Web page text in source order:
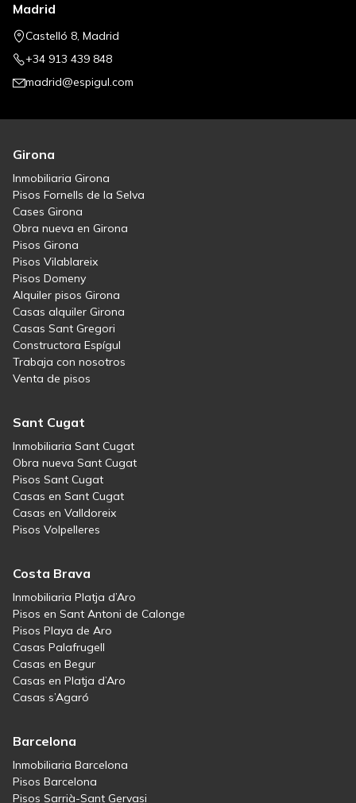
Madrid
Castelló 8, Madrid
+34 913 439 848
madrid@espigul.com
Girona
Inmobiliaria Girona
Pisos Fornells de la Selva
Cases Girona
Obra nueva en Girona
Pisos Girona
Pisos Vilablareix
Pisos Domeny
Alquiler pisos Girona
Casas alquiler Girona
Casas Sant Gregori
Constructora Espígul
Trabaja con nosotros
Venta de pisos
Sant Cugat
Inmobiliaria Sant Cugat
Obra nueva Sant Cugat
Pisos Sant Cugat
Casas en Sant Cugat
Casas en Valldoreix
Pisos Volpelleres
Costa Brava
Inmobiliaria Platja d’Aro
Pisos en Sant Antoni de Calonge
Pisos Playa de Aro
Casas Palafrugell
Casas en Begur
Casas en Platja d’Aro
Casas s’Agaró
Barcelona
Inmobiliaria Barcelona
Pisos Barcelona
Pisos Sarrià-Sant Gervasi